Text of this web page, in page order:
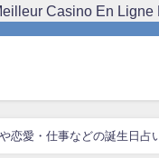
Casino En Ligne
恋愛・仕事などの誕生日占